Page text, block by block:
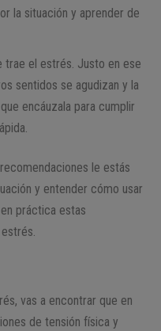
la situación y aprender de
trae el estrés. Justo en ese
sentidos se agudizan y la
encáuzala para cumplir
le estás
y entender cómo usar
práctica estas
vas a encontrar que en
de tensión física y